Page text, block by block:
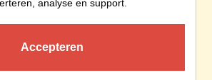
analyse en support.
Accepteren